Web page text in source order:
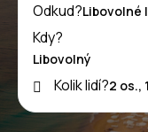
Odkud?
Kdy?
Kolik lidí?